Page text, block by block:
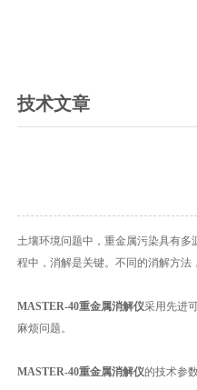
技术文章
土壤环境问题中，重金属污染具有
程中，消解是关键。不同的消解方
MASTER-40重金属消解仪采用先进
麻烦问题。
MASTER-40重金属消解仪的技术参